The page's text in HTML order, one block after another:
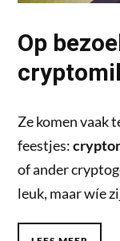
Op
Ze komen vaak
feestjes:
of ander
leuk, maar wíe